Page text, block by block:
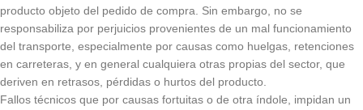
producto objeto del pedido de compra. Sin embargo, no se
responsabiliza por perjuicios provenientes de un mal funcionamiento
del transporte, especialmente por causas como huelgas, retenciones
en carreteras, y en general cualquiera otras propias del sector, que
deriven en retrasos, pérdidas o hurtos del producto.
Fallos técnicos que por causas fortuitas o de otra índole, impidan un